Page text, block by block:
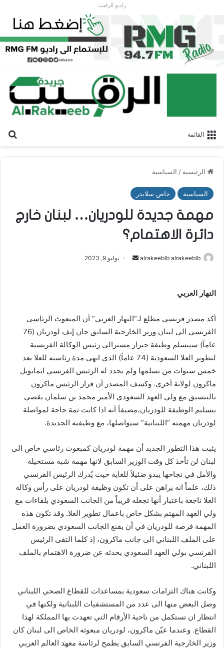
راديو الرقيب
القائمة
الرئيسية / السياسية
السياسية خاص سلايدر
مهمة جديدة للودريان… لبنان خارج
دائرة الاهتمام؟
alrakeeblb alrakeeblb
ر
ي
إ
ر
و
ي
ا
يوليو 9, 2023
النهار العربي
أكد مصدر فرنسي مطلع لـ”النهار العربي” أن المبعوث الرئاسي
الفرنسي الى لبنان وزير الخارجية السابق جان إيف لودريان (76
عاماً) سيتسلم وظيفة جيرار مسترالي رئيس الوكالة الفرنسية
لتطوير العلا السعودية (74 عاماً) الذي انهى مدة رئاسته للعلا بعد
خمس سنوات من تسلمها ولم يجدد له الرئيس الفرنسي ايمانويل
ماكرون لولاية أخرى. وكشف المصدر أن قرار الرئيس ماكرون
بالتنسيق مع ولي العهد السعودي الأمير محمد بن سلمان يقضي
بتسليم الوظيفة للودريان،مضيفاً أنه اذا كانت ثمة حاجة لمواصلة
لودريان مهمته “اللبنانية” سيواصلها، مع وظيفته الجديدة.
يثبت هذا التطور الجديد أن مهمة لودريان كمبعوث رئاسي خاص الى
لبنان لن تأخذ كل وقت الوزير السابق لانها مهمة شبه مستحيلة
والأمل في نجاحها يبدو ضئيلاً للغاية حيث يُدرك الرئيس الفرنسي
ذلك، علماً انه يراهن على أن تكون وظيفة لودريان على رأس وكالة
العلا ناجعة باعتبار أنها تجعله قريباً من الجانب السعودي بلقاءات مع
ولي العهد المهتم بشكل خاص باعمال تطوير العلا. وقد تكون هذه
المهمة فرصة للودريان في أن يقنع الجانب السعودي بضرورة العمل
على الملف اللبناني الى جانب ماكرون، إذ كلما التقى الرئيس
الفرنسي بولي العهد السعودي يحدثه عن ضرورة الاهتمام بالملف
اللبناني.
وكانت هناك التزامات سعودية بمساعدات للقطاع الصحي اللبناني
وصل البعض منها الى عدد من المستشفيات اللبنانية ولكنها في
انتظار ان تستكمل من ناحية الأرقام التي تعهدت بها المملكة لهذا
القطاع. وعندما عيّن ماكرون، لودريان مبعوثه الخاص الى لبنان كان
وزير الخارجية الفرنسي السابق يطمح لرئاسة معهد العالم العربي